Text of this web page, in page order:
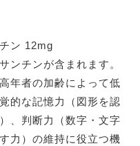
ン 12mg
ンチンが含まれます。
年者の加齢によって低
的な記憶力（図形を認
、判断力（数字・文字
力）の維持に役立つ機